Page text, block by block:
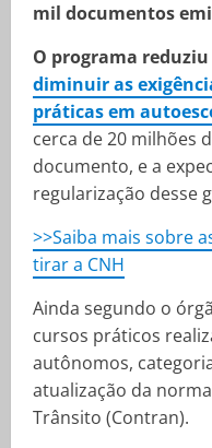
mil documentos
O programa
diminuir as
práticas em
cerca de 20 milhões
documento, e a
regularização desse
>>Saiba mais sobre
tirar a CNH
Ainda segundo o
cursos práticos
autônomos,
atualização da
Trânsito (Contran).